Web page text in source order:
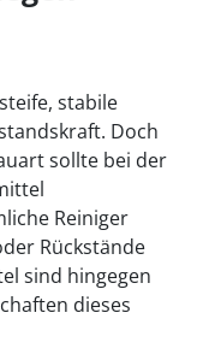
stabile
Doch
sollte bei der
Reiniger
Rückstände
sind hingegen
dieses